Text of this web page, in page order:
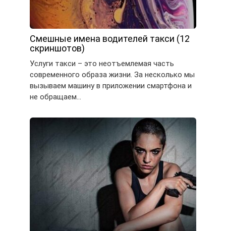
Смешные имена водителей такси (12
скриншотов)
Услуги такси – это неотъемлемая часть
современного образа жизни. За несколько мы
вызываем машину в приложении смартфона и
не обращаем…